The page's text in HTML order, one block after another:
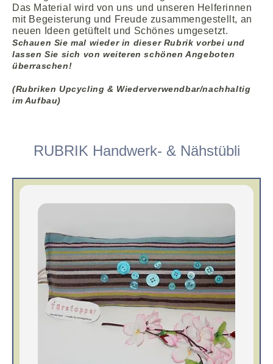
Das Material wird von uns und unseren Helferinnen
mit Begeisterung und Freude zusammengestellt, an
neuen Ideen getüftelt und Schönes umgesetzt.
Schauen Sie mal wieder in dieser Rubrik vorbei und
lassen Sie sich von weiteren schönen Angeboten
überraschen!
(Rubriken Upcycling & Wiederverwendbar/nachhaltig
im Aufbau)
RUBRIK Handwerk- & Nähstübli